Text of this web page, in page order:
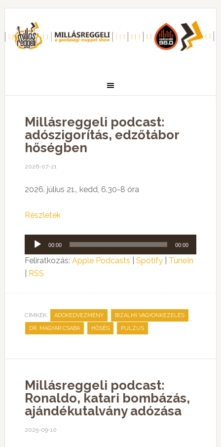
Millásreggeli podcast:
adószigorítás, edzőtábor
hőségben
2026-07-21
2026. július 21., kedd, 6.30-8 óra
Részletek
Audió
lejátszó
00:00 00:00
Feliratkozás: Apple Podcasts Spotify| TuneIn
RSS
CÍMKÉK: ADÓKEDVEZMÉNY , BIZALMI VAGYONKEZELÉS ,
DR. MAGYAR CSABA , HŐSÉG , PULZUS
Millásreggeli podcast:
Ronaldo, katari bombázás,
ajándékutalvány adózása
2025-09-10